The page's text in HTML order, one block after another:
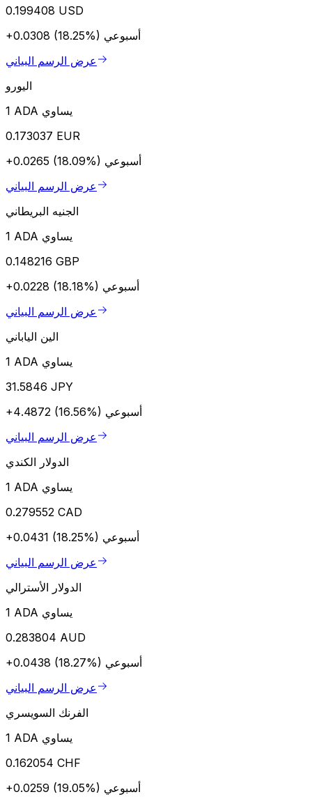
0.199408 USD
+0.0308 (18.25%) أسبوعي
عرض الرسم البياني
اليورو
1 ADA يساوي
0.173037 EUR
+0.0265 (18.09%) أسبوعي
عرض الرسم البياني
الجنيه البريطاني
1 ADA يساوي
0.148216 GBP
+0.0228 (18.18%) أسبوعي
عرض الرسم البياني
الين الياباني
1 ADA يساوي
31.5846 JPY
+4.4872 (16.56%) أسبوعي
عرض الرسم البياني
الدولار الكندي
1 ADA يساوي
0.279552 CAD
+0.0431 (18.25%) أسبوعي
عرض الرسم البياني
الدولار الأسترالي
1 ADA يساوي
0.283804 AUD
+0.0438 (18.27%) أسبوعي
عرض الرسم البياني
الفرنك السويسري
1 ADA يساوي
0.162054 CHF
+0.0259 (19.05%) أسبوعي